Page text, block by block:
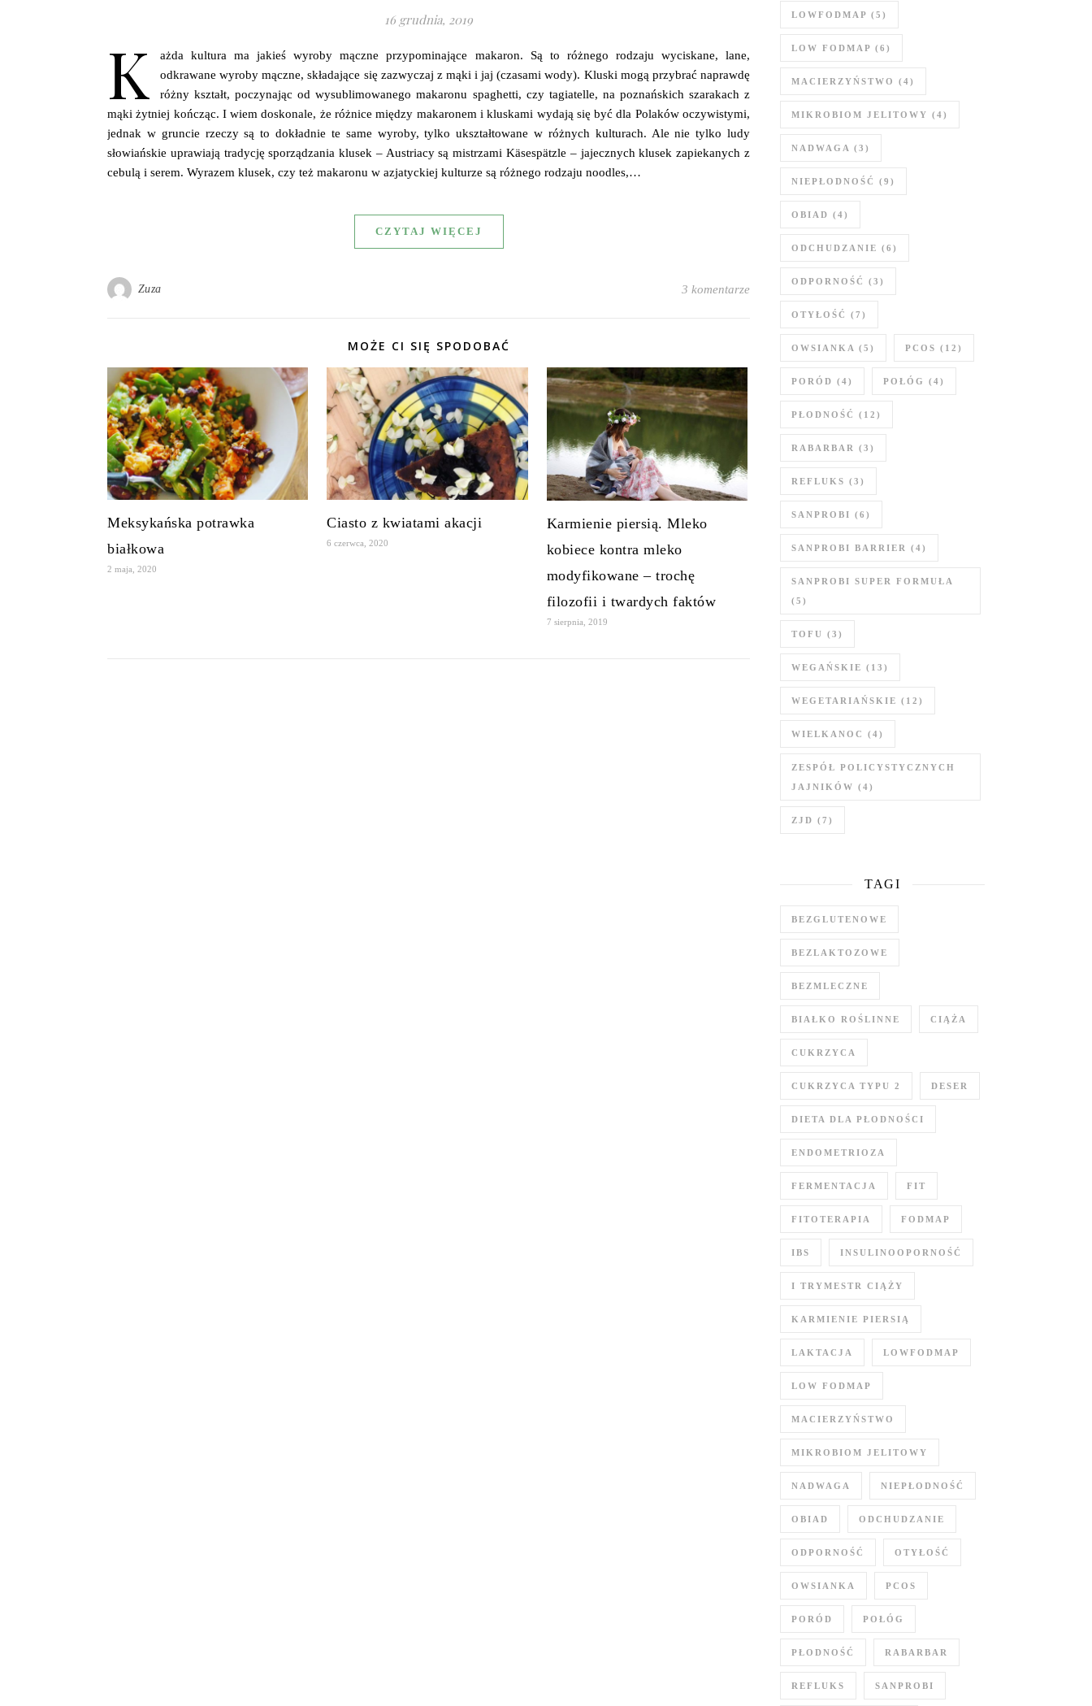
16 grudnia, 2019
K
ażda kultura ma jakieś wyroby mączne przypominające makaron. Są to różnego rodzaju wyciskane, lane,
odkrawane wyroby mączne, składające się zazwyczaj z mąki i jaj (czasami wody). Kluski mogą przybrać naprawdę
różny kształt, poczynając od wysublimowanego makaronu spaghetti, czy tagiatelle, na poznańskich szarakach z
mąki żytniej kończąc. I wiem doskonale, że różnice między makaronem i kluskami wydają się być dla Polaków oczywistymi,
jednak w gruncie rzeczy są to dokładnie te same wyroby, tylko ukształtowane w różnych kulturach. Ale nie tylko ludy
słowiańskie uprawiają tradycję sporządzania klusek – Austriacy są mistrzami Käsespätzle – jajecznych klusek zapiekanych z
cebulą i serem. Wyrazem klusek, czy też makaronu w azjatyckiej kulturze są różnego rodzaju noodles,…
CZYTAJ WIĘCEJ
Zuza 3 komentarze
MOŻE CI SIĘ SPODOBAĆ
Meksykańska potrawka
białkowa
2 maja, 2020
Ciasto z kwiatami akacji
6 czerwca, 2020
Karmienie piersią. Mleko
kobiece kontra mleko
modyfikowane – trochę
filozofii i twardych faktów
7 sierpnia, 2019
LOWFODMAP (5)
LOW FODMAP (6)
MACIERZYŃSTWO (4)
MIKROBIOM JELITOWY (4)
NADWAGA (3)
NIEPŁODNOŚĆ (9)
OBIAD (4)
ODCHUDZANIE (6)
ODPORNOŚĆ (3)
OTYŁOŚĆ (7)
OWSIANKA (5) PCOS (12)
PORÓD (4) POŁÓG (4)
PŁODNOŚĆ (12)
RABARBAR (3)
REFLUKS (3)
SANPROBI (6)
SANPROBI BARRIER (4)
SANPROBI SUPER FORMUŁA
(5)
TOFU (3)
WEGAŃSKIE (13)
WEGETARIAŃSKIE (12)
WIELKANOC (4)
ZESPÓŁ POLICYSTYCZNYCH
JAJNIKÓW (4)
ZJD (7)
TAGI
BEZGLUTENOWE
BEZLAKTOZOWE
BEZMLECZNE
BIAŁKO ROŚLINNE CIĄŻA
CUKRZYCA
CUKRZYCA TYPU 2 DESER
DIETA DLA PŁODNOŚCI
ENDOMETRIOZA
FERMENTACJA FIT
FITOTERAPIA FODMAP
IBS INSULINOOPORNOŚĆ
I TRYMESTR CIĄŻY
KARMIENIE PIERSIĄ
LAKTACJA LOWFODMAP
LOW FODMAP
MACIERZYŃSTWO
MIKROBIOM JELITOWY
NADWAGA NIEPŁODNOŚĆ
OBIAD ODCHUDZANIE
ODPORNOŚĆ OTYŁOŚĆ
OWSIANKA PCOS
PORÓD POŁÓG
PŁODNOŚĆ RABARBAR
REFLUKS SANPROBI